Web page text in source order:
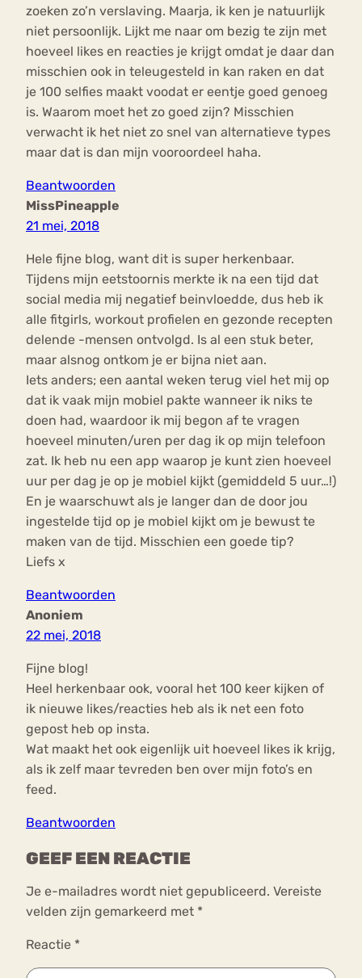
zoeken zo’n verslaving. Maarja, ik ken je natuurlijk
niet persoonlijk. Lijkt me naar om bezig te zijn met
hoeveel likes en reacties je krijgt omdat je daar dan
misschien ook in teleugesteld in kan raken en dat
je 100 selfies maakt voodat er eentje goed genoeg
is. Waarom moet het zo goed zijn? Misschien
verwacht ik het niet zo snel van alternatieve types
maar dat is dan mijn vooroordeel haha.
Beantwoorden
MissPineapple
21 mei, 2018
Hele fijne blog, want dit is super herkenbaar.
Tijdens mijn eetstoornis merkte ik na een tijd dat
social media mij negatief beinvloedde, dus heb ik
alle fitgirls, workout profielen en gezonde recepten
delende -mensen ontvolgd. Is al een stuk beter,
maar alsnog ontkom je er bijna niet aan.
Iets anders; een aantal weken terug viel het mij op
dat ik vaak mijn mobiel pakte wanneer ik niks te
doen had, waardoor ik mij begon af te vragen
hoeveel minuten/uren per dag ik op mijn telefoon
zat. Ik heb nu een app waarop je kunt zien hoeveel
uur per dag je op je mobiel kijkt (gemiddeld 5 uur…!)
En je waarschuwt als je langer dan de door jou
ingestelde tijd op je mobiel kijkt om je bewust te
maken van de tijd. Misschien een goede tip?
Liefs x
Beantwoorden
Anoniem
22 mei, 2018
Fijne blog!
Heel herkenbaar ook, vooral het 100 keer kijken of
ik nieuwe likes/reacties heb als ik net een foto
gepost heb op insta.
Wat maakt het ook eigenlijk uit hoeveel likes ik krijg,
als ik zelf maar tevreden ben over mijn foto’s en
feed.
Beantwoorden
GEEF EEN REACTIE
Je e-mailadres wordt niet gepubliceerd. Vereiste
velden zijn gemarkeerd met *
Reactie *